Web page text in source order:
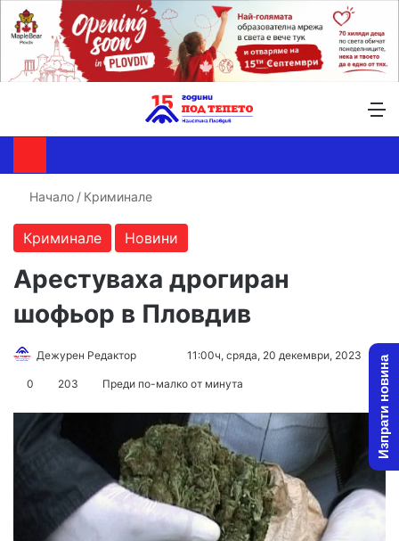
Начало / Криминале
Криминале Новини
Арестуваха дрогиран
шофьор в Пловдив
Дежурен Редактор
Send11:00ч, сряда, 20 декември, 2023
0 203 Преди по-малко от минута Изпрати новина